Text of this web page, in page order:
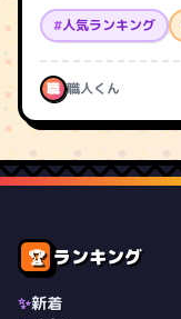
#人気ランキング
職 職人くん
🏆 ランキング
✨新着